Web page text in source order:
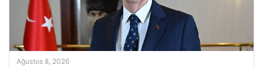
Ağustos 8, 2026